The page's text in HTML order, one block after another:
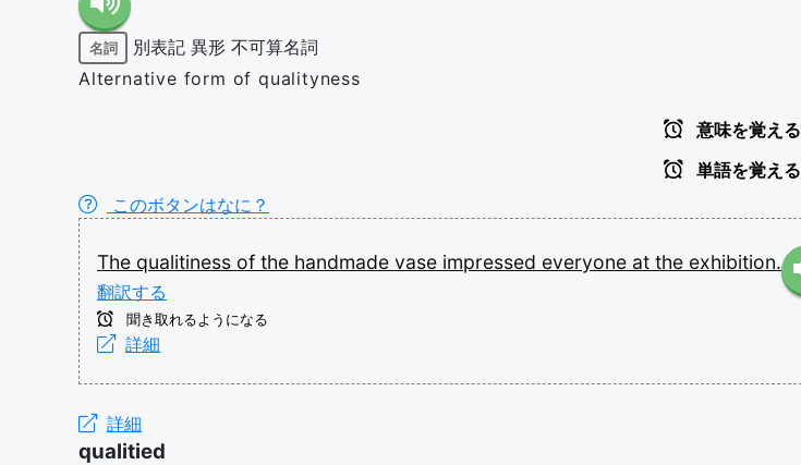
名詞 別表記 異形 不可算名詞
Alternative form of qualityness
意味を覚える
単語を覚える
このボタンはなに？
The qualitiness of the handmade vase impressed everyone at the exhibition.
翻訳する
聞き取れるようになる
詳細
詳細
qualitied